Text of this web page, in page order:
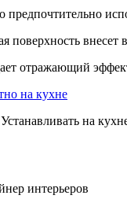
предпочтительно
поверхность
отражающий
Устанавливать на
интерьеров